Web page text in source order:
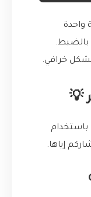
واحدة
بالضبط.
خرافي.
💡